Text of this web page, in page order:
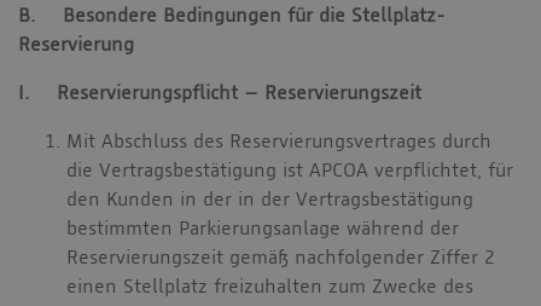
B. Besondere Bedingungen für die Stellplatz-
Reservierung
I. Reservierungspflicht – Reservierungszeit
Mit Abschluss des Reservierungsvertrages durch
die Vertragsbestätigung ist APCOA verpflichtet, für
den Kunden in der in der Vertragsbestätigung
bestimmten Parkierungsanlage während der
Reservierungszeit gemäß nachfolgender Ziffer 2
einen Stellplatz freizuhalten zum Zwecke des